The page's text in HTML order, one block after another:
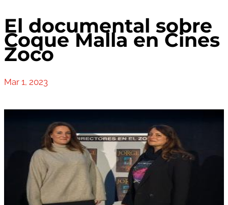
El documental sobre
Coque Malla en Cines
Zoco
Mar 1, 2023